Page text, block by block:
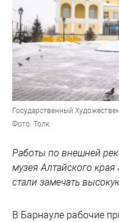
Государственный
Фото: Толк
Работы по внешней
музея Алтайского
стали замечать
В Барнауле рабочие